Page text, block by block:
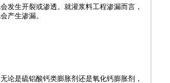
发生开裂或渗透。就灌浆料工程渗漏而言，
产生渗漏。
论是硫铝酸钙类膨胀剂还是氧化钙膨胀剂，